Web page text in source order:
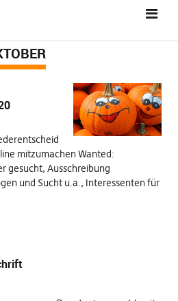
mitzumachen Wanted:
gesucht, Ausschreibung
und Sucht u.a., Interessenten für